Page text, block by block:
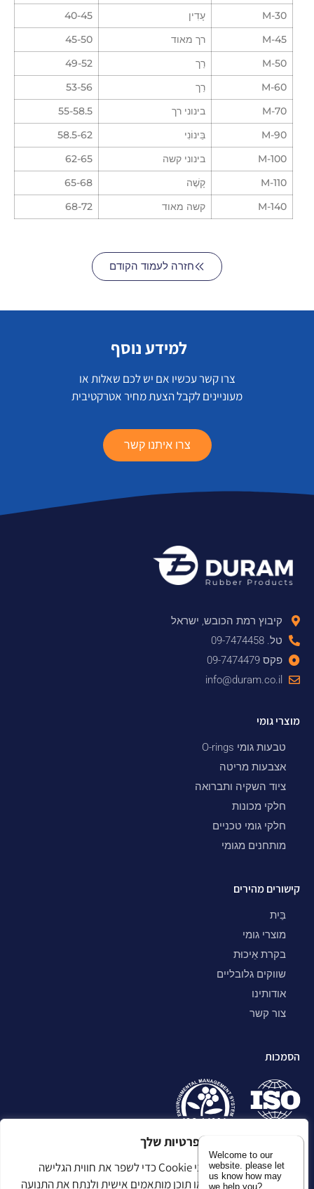
אנו מעריכים את הפרטיות שלך
אנו משתמשים בקובצי Cookie כדי לשפר את חווית הגלישה
שלך, להציג מודעות או תוכן מותאמים אישית ולנתח את התנועה
M-30
עָדִין
40-45
M-45
רך מאוד
45-50
M-50
רַך
49-52
M-60
רַך
53-56
M-70
בינוני רך
55-58.5
M-90
בֵּינוֹנִי
58.5-62
M-100
בינוני קשה
62-65
M-110
קָשֶׁה
65-68
M-140
קשה מאוד 68-72
חזרה לעמוד הקודם
למידע נוסף
צרו קשר עכשיו אם יש לכם שאלות או
מעוניינים לקבל הצעת מחיר אטרקטיבית
צרו איתנו קשר
קיבוץ רמת הכובש, ישראל
טל. 09-7474458
פקס 09-7474479
info@duram.co.il
מוצרי גומי
טבעות גומי O-rings
אצבעות מריטה
ציוד השקיה ותברואה
חלקי מכונות
חלקי גומי טכניים
מותחנים מגומי
קישורים מהירים
בַּיִת
מוצרי גומי
בקרת אֵיכוּת
שווקים גלובליים
אודותינו
צור קשר
הסמכות
Welcome to our
website. please let
us know how may
we help you?